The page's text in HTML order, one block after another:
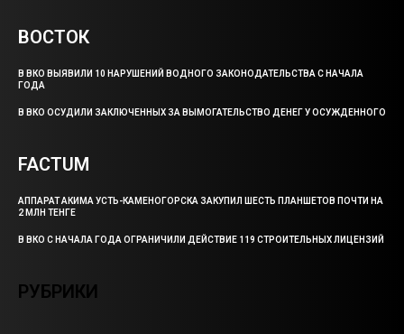
ВОСТОК
В ВКО ВЫЯВИЛИ 10 НАРУШЕНИЙ ВОДНОГО ЗАКОНОДАТЕЛЬСТВА С НАЧАЛА
ГОДА
В ВКО ОСУДИЛИ ЗАКЛЮЧЕННЫХ ЗА ВЫМОГАТЕЛЬСТВО ДЕНЕГ У ОСУЖДЕННОГО
FACTUM
АППАРАТ АКИМА УСТЬ-КАМЕНОГОРСКА ЗАКУПИЛ ШЕСТЬ ПЛАНШЕТОВ ПОЧТИ НА
2 МЛН ТЕНГЕ
В ВКО С НАЧАЛА ГОДА ОГРАНИЧИЛИ ДЕЙСТВИЕ 119 СТРОИТЕЛЬНЫХ ЛИЦЕНЗИЙ
РУБРИКИ